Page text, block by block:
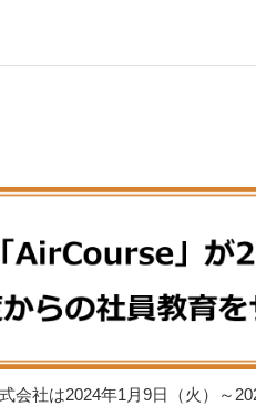
社は2024年1月9日（火）～